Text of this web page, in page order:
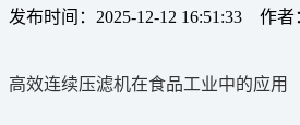
发布时间：2025-12-12 16:51:33 作者
高效连续压滤机在食品工业中的应用